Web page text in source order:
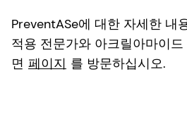
PreventASe에 대한 자세한 내
적용 전문가와 아크릴아마이
면 페이지 를 방문하십시오.